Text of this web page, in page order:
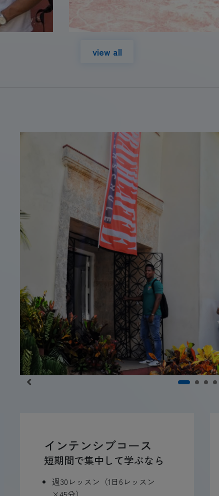
view all
インテンシブコース
短期間で集中して学ぶなら
週30レッスン（1日6レッスン